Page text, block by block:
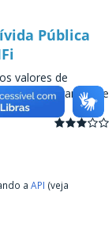
Pública
valores de
de programas de
de...
a API (veja